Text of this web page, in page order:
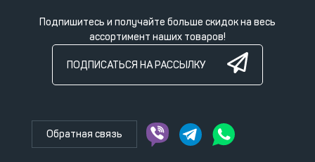
Подпишитесь и получайте больше скидок на весь
ассортимент наших товаров!
ПОДПИСАТЬСЯ НА РАССЫЛКУ
Обратная связь